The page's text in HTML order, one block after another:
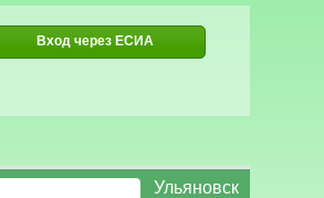
Вход через ЕСИА
Ульяновск